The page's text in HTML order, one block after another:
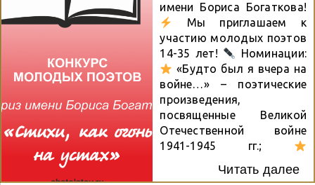
имени Бориса Богаткова!
Мы приглашаем к
участию молодых поэтов
14-35 лет!
Номинации:
«Будто был я вчера на
войне…» – поэтические
произведения,
посвященные Великой
Отечественной войне
1941-1945 гг.;
друзья!» – поэтические
Читать далее